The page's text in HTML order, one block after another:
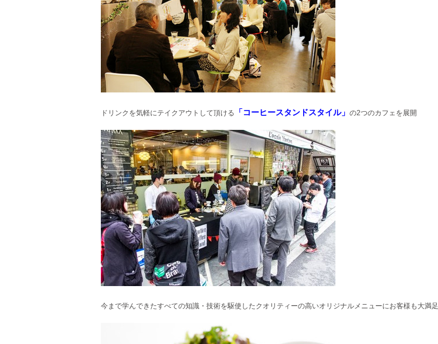
ドリンクを気軽にテイクアウトして頂ける 「コーヒースタンドスタイル」 の2つのカフェを展開
今まで学んできたすべての知識・技術を駆使したクオリティーの高いオリジナルメニューにお客様も大満足